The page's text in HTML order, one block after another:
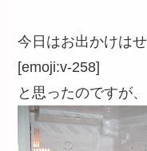
今日はお出かけは
[emoji:v-258]
と思ったのですが